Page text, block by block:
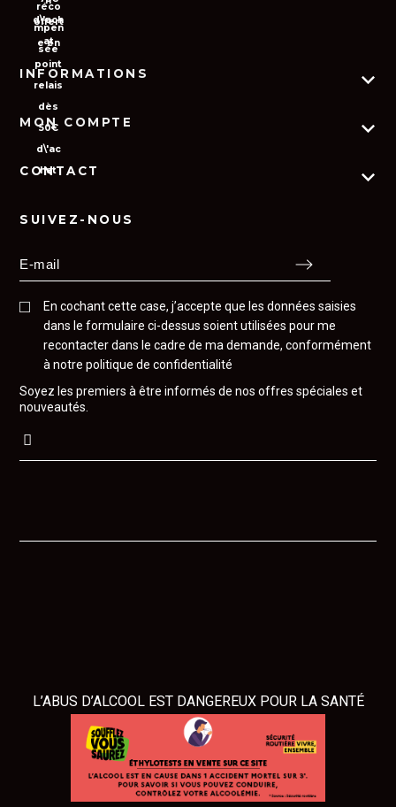
INFORMATIONS
Plan du site
Contactez-nous
Qui sommes-nous ?
CGV
La presse en parle
Politique de confidentialité
MON COMPTE
Mes commandes
Mes informations personnelles
CONTACT
Appelez-nous : 0367100569
Rue de Magny
21310 SAVOLLES
France
SUIVEZ-NOUS
En cochant cette case, j’accepte que les données saisies
dans le formulaire ci-dessus soient utilisées pour me
recontacter dans le cadre de ma demande, conformément
à notre politique de confidentialité
Soyez les premiers à être informés de nos offres spéciales et
nouveautés.
L’ABUS D’ALCOOL EST DANGEREUX POUR LA SANTÉ